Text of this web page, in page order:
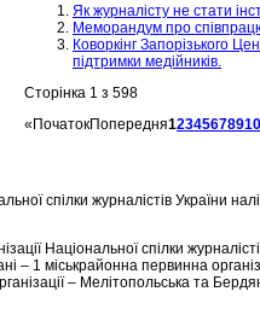
Як журналісту не стати
Меморандум про
Коворкінг Запорізького
підтримки медійників.
Сторінка 1 з 598
«ПочатокПопередня12345678910
спілки журналістів України
Національної спілки
– 1 міськрайонна первинна
– Мелітопольська та